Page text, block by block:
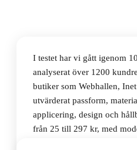
I testet har vi gått igenom
analyserat över 1200
butiker som Webhallen,
utvärderat passform,
applicering, design och
från 25 till 297 kr, med